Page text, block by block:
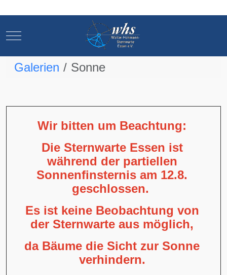
Mobile Menu Toggle
Galerien Sonne
Wir bitten um Beachtung:
Die Sternwarte Essen ist
während der partiellen
Sonnenfinsternis am 12.8.
geschlossen.
Es ist keine Beobachtung von
der Sternwarte aus möglich,
da Bäume die Sicht zur Sonne
verhindern.